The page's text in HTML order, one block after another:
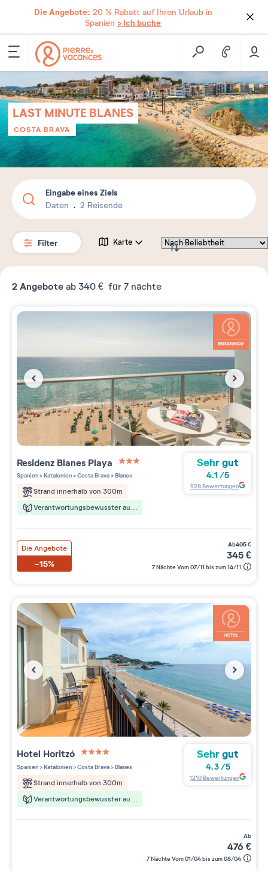
Die Angebote: 20 % Rabatt auf Ihren Urlaub in
Spanien > Ich buche
LAST MINUTE BLANES
COSTA BRAVA
Eingabe eines Ziels
Daten 2 Reisende
Filter Karte
2 Angebote ab 340 € für 7 nächte
Residenz Blanes Playa
3 étoiles sur 5
Spanien>Katalonien>Costa Brava>Blanes
Strand innerhalb von 300m
Verantwortungsbewusster aufenthalt
Sehr gut
4.1 /5
928Bewertungen
Die Angebote
-15%
ab405€
345€
7 Nächte Vom 07/11 bis zum 14/11
Hotel Horitzó
4 étoiles sur 5
Spanien>Katalonien>Costa Brava>Blanes
Strand innerhalb von 300m
Sehr gut
4.3/5
1210Bewertungen
ab
476 €
7 Nächte Vom 01/04 bis zum 08/04